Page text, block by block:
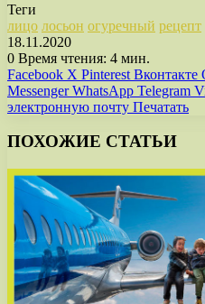
Теги
лицо лосьон огуречный рецепт
18.11.2020
0 Время чтения: 4 мин.
Facebook X Pinterest Вконтакте
Messenger WhatsApp Telegram
электронную почту Печатать
ПОХОЖИЕ СТАТЬИ